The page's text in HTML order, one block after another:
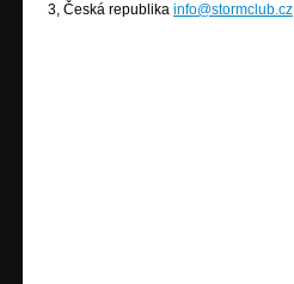
3, Česká republika info@stormclub.cz